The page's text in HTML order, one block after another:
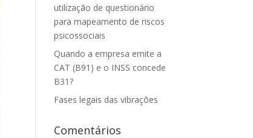
utilização de questionário
para mapeamento de riscos
psicossociais
Quando a empresa emite a
CAT (B91) e o INSS concede
B31?
Fases legais das vibrações
Comentários